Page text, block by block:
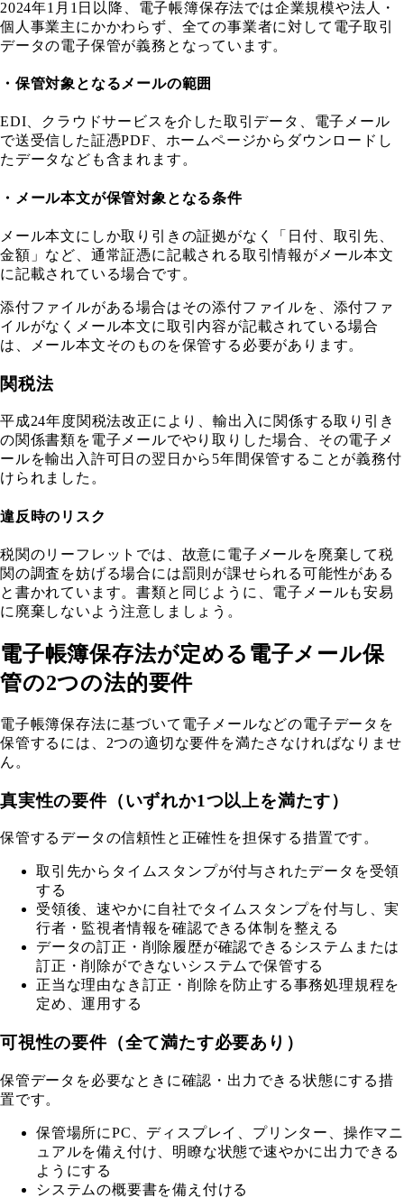
2024年1月1日以降、電子帳簿保存法では企業規模や法人・
個人事業主にかかわらず、全ての事業者に対して電子取引
データの電子保管が義務となっています。
・保管対象となるメールの範囲
EDI、クラウドサービスを介した取引データ、電子メール
で送受信した証憑PDF、ホームページからダウンロードし
たデータなども含まれます。
・メール本文が保管対象となる条件
メール本文にしか取り引きの証拠がなく「日付、取引先、
金額」など、通常証憑に記載される取引情報がメール本文
に記載されている場合です。
添付ファイルがある場合はその添付ファイルを、添付ファ
イルがなくメール本文に取引内容が記載されている場合
は、メール本文そのものを保管する必要があります。
関税法
平成24年度関税法改正により、輸出入に関係する取り引き
の関係書類を電子メールでやり取りした場合、その電子メ
ールを輸出入許可日の翌日から5年間保管することが義務付
けられました。
違反時のリスク
税関のリーフレットでは、故意に電子メールを廃棄して税
関の調査を妨げる場合には罰則が課せられる可能性がある
と書かれています。書類と同じように、電子メールも安易
に廃棄しないよう注意しましょう。
電子帳簿保存法が定める電子メール保
管の2つの法的要件
電子帳簿保存法に基づいて電子メールなどの電子データを
保管するには、2つの適切な要件を満たさなければなりませ
ん。
真実性の要件（いずれか1つ以上を満たす）
保管するデータの信頼性と正確性を担保する措置です。
取引先からタイムスタンプが付与されたデータを受領
する
受領後、速やかに自社でタイムスタンプを付与し、実
行者・監視者情報を確認できる体制を整える
データの訂正・削除履歴が確認できるシステムまたは
訂正・削除ができないシステムで保管する
正当な理由なき訂正・削除を防止する事務処理規程を
定め、運用する
可視性の要件（全て満たす必要あり）
保管データを必要なときに確認・出力できる状態にする措
置です。
保管場所にPC、ディスプレイ、プリンター、操作マニ
ュアルを備え付け、明瞭な状態で速やかに出力できる
ようにする
システムの概要書を備え付ける